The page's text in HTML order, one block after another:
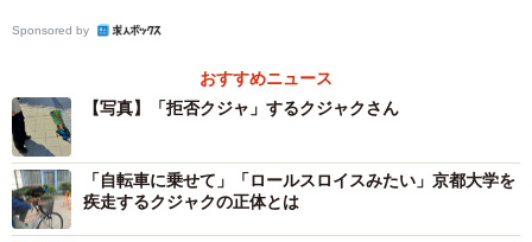
拒否クジャの実際の投稿
新歓イベント中に突然の“拒否”
Sponsored by
おすすめニュース
【写真】「拒否クジャ」するクジャクさん
「自転車に乗せて」「ロールスロイスみたい」京都大学を
疾走するクジャクの正体とは